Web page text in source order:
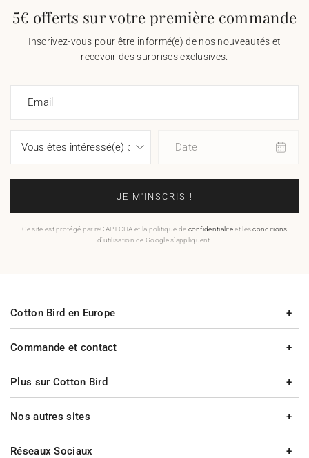
5€ offerts sur votre première commande
Inscrivez-vous pour être informé(e) de nos nouveautés et
recevoir des surprises exclusives.
Email
Date
JE M'INSCRIS !
Ce site est protégé par reCAPTCHA et la politique de confidentialitéet lesconditions
d'utilisation de Google s'appliquent.
Commande et contact
Plus sur Cotton Bird
Cotton Bird en Europe
Nos autres sites
Réseaux Sociaux